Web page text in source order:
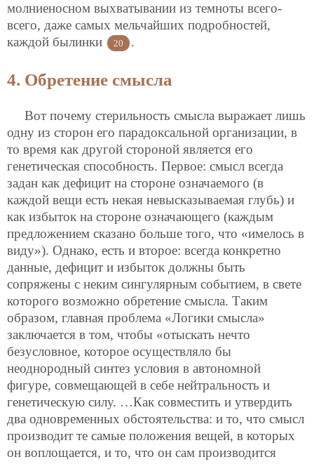
молниеносном выхватывании из темноты всего-
всего, даже самых мельчайших подробностей,
каждой былинки
20 .
4. Обретение смысла
Вот почему стерильность смысла выражает лишь
одну из сторон его парадоксальной организации, в
то время как другой стороной является его
генетическая способность. Первое: смысл всегда
задан как дефицит на стороне означаемого (в
каждой вещи есть некая невысказываемая глубь) и
как избыток на стороне означающего (каждым
предложением сказано больше того, что «имелось в
виду»). Однако, есть и второе: всегда конкретно
данные, дефицит и избыток должны быть
сопряжены с неким сингулярным событием, в свете
которого возможно обретение смысла. Таким
образом, главная проблема «Логики смысла»
заключается в том, чтобы «отыскать нечто
безусловное, которое осуществляло бы
неоднородный синтез условия в автономной
фигуре, совмещающей в себе нейтральность и
генетическую силу. …Как совместить и утвердить
два одновременных обстоятельства: и то, что смысл
производит те самые положения вещей, в которых
он воплощается, и то, что он сам производится